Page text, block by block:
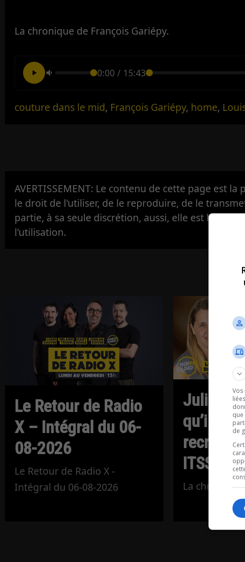
La chronique de François Gariépy.
0:00 / 15:43
couture dans le mid, François Gariépy, home,
AVERTISSEMENT: Le contenu de cette page est
le droit de l'utiliser, de le reproduire, de le
partie, à sa seule discrétion, aussi, elle est la
l'utilisation.
Le Retour de Radio
X – Intégral du 06-
08-2026
Le Retour de Radio X -
Intégral du 06-08-2026
Julie
qu’il y a
ITSS?
La chronique
de